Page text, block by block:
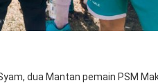
dua Mantan pemain PSM